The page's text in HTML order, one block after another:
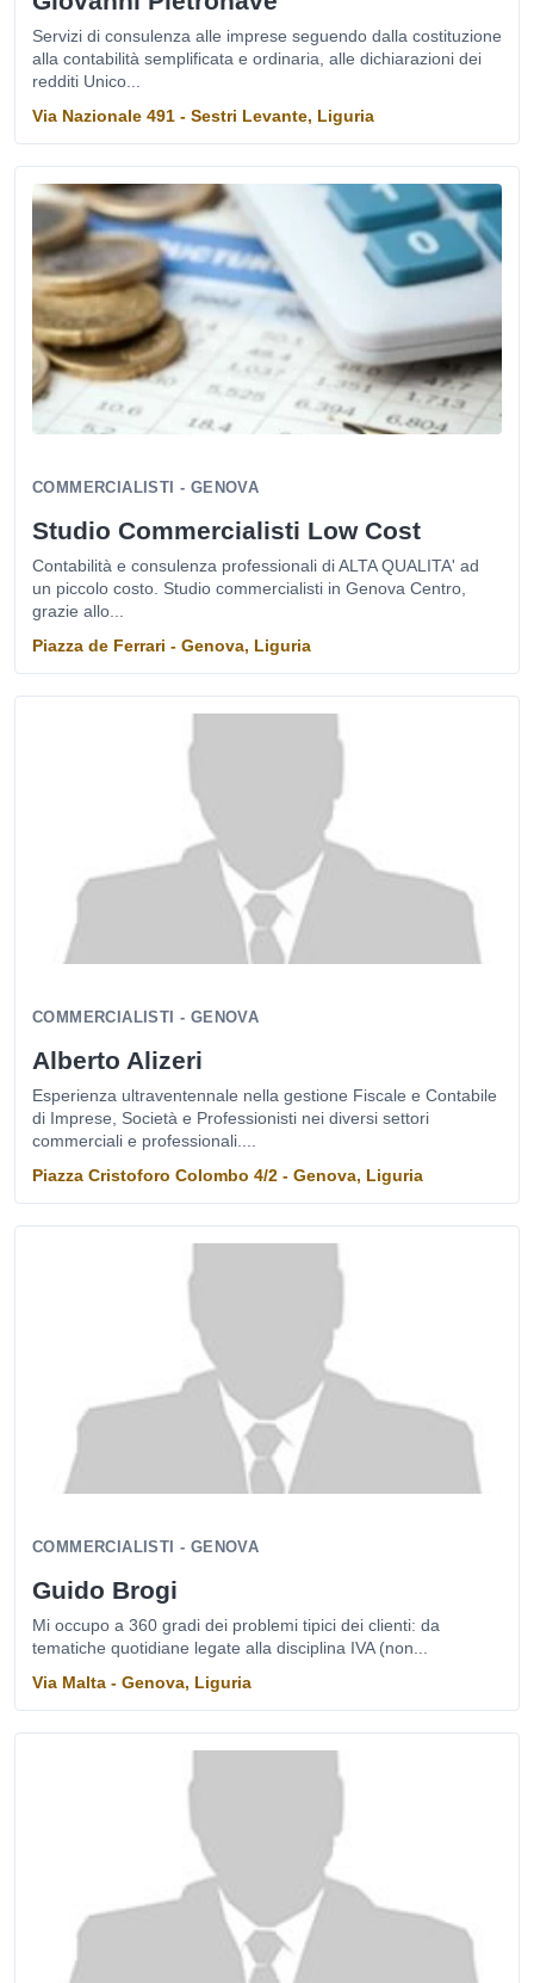
Servizi di consulenza alle imprese seguendo dalla costituzione
alla contabilità semplificata e ordinaria, alle dichiarazioni dei
redditi Unico...
Via Nazionale 491 - Sestri Levante, Liguria
COMMERCIALISTI - GENOVA
Studio Commercialisti Low Cost
Contabilità e consulenza professionali di ALTA QUALITA' ad
un piccolo costo. Studio commercialisti in Genova Centro,
grazie allo...
Piazza de Ferrari - Genova, Liguria
COMMERCIALISTI - GENOVA
Alberto Alizeri
Esperienza ultraventennale nella gestione Fiscale e Contabile
di Imprese, Società e Professionisti nei diversi settori
commerciali e professionali....
Piazza Cristoforo Colombo 4/2 - Genova, Liguria
COMMERCIALISTI - GENOVA
Guido Brogi
Mi occupo a 360 gradi dei problemi tipici dei clienti: da
tematiche quotidiane legate alla disciplina IVA (non...
Via Malta - Genova, Liguria